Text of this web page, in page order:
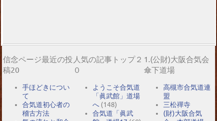
信念ページ最近の投
稿20
手ほどきについ
て
合気道初心者の
稽古方法
人気の記事トップ２
０
ようこそ合気道
「眞武館」道場
へ (148)
合気道「眞武
1.(公財)大阪合気会
傘下道場
高槻市合気道連
盟
三松禪寺
(財)大阪合気